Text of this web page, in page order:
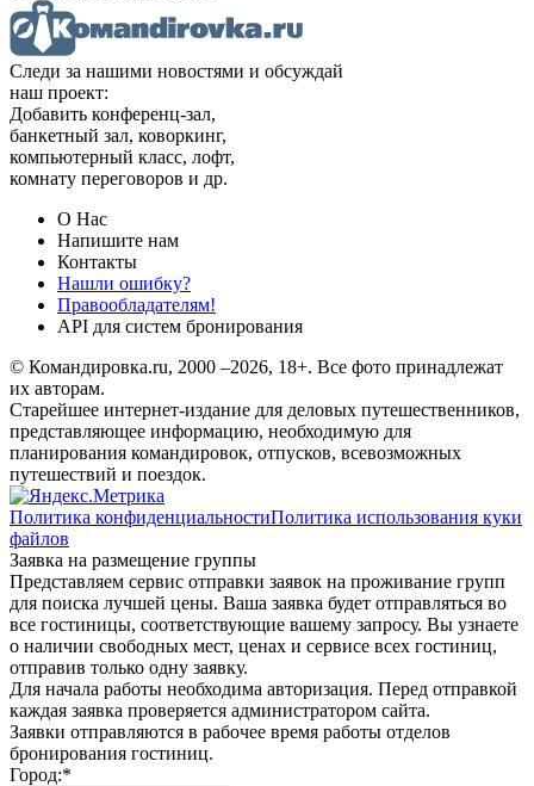
Следи за нашими новостями и обсуждай
наш проект:
Добавить конференц-зал,
банкетный зал, коворкинг,
компьютерный класс, лофт,
комнату переговоров и др.
О Нас
Напишите нам
Контакты
Нашли ошибку?
Правообладателям!
API для систем бронирования
© Командировка.ru, 2000 –2026, 18+. Все фото принадлежат
их авторам.
Старейшее интернет-издание для деловых путешественников,
представляющее информацию, необходимую для
планирования командировок, отпусков, всевозможных
путешествий и поездок.
Политика конфиденциальностиПолитика использования куки
файлов
Заявка на размещение группы
Представляем сервис отправки заявок на проживание групп
для поиска лучшей цены. Ваша заявка будет отправляться во
все гостиницы, соответствующие вашему запросу. Вы узнаете
о наличии свободных мест, ценах и сервисе всех гостиниц,
отправив только одну заявку.
Для начала работы необходима авторизация. Перед отправкой
каждая заявка проверяется администратором сайта.
Заявки отправляются в рабочее время работы отделов
бронирования гостиниц.
Город:*